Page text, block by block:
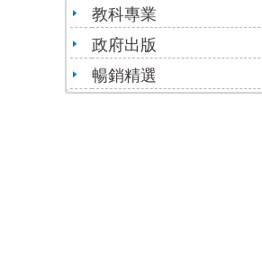
教科專業
政府出版
暢銷精選